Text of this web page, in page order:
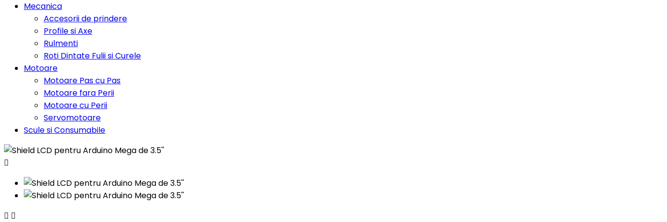
Mecanica
Accesorii de prindere
Profile si Axe
Rulmenti
Roti Dintate Fulii si Curele
Motoare
Motoare Pas cu Pas
Motoare fara Perii
Motoare cu Perii
Servomotoare
Scule si Consumabile

 